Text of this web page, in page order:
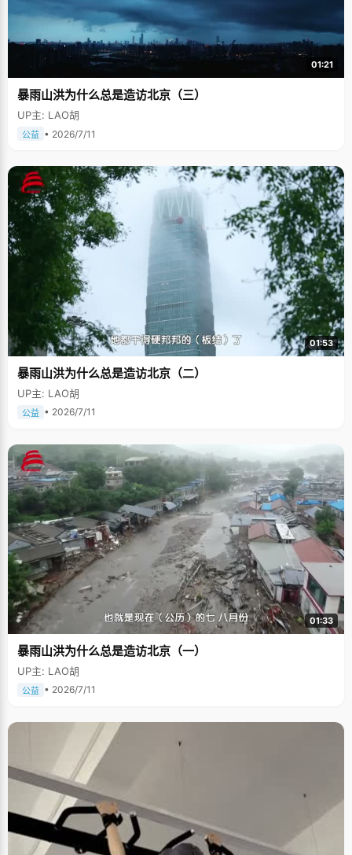
01:21
暴雨山洪为什么总是造访北京（三）
UP主: LAO胡
公益 • 2026/7/11
01:53
暴雨山洪为什么总是造访北京（二）
UP主: LAO胡
公益 • 2026/7/11
01:33
暴雨山洪为什么总是造访北京（一）
UP主: LAO胡
公益 • 2026/7/11